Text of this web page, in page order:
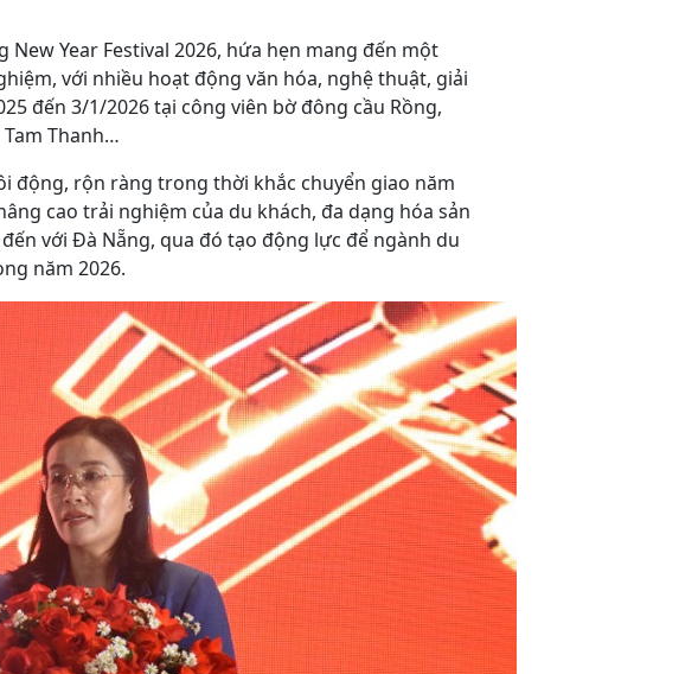
New Year Festival 2026, hứa hẹn mang đến một
với nhiều hoạt động văn hóa, nghệ thuật, giải
đến 3/1/2026 tại công viên bờ đông cầu Rồng,
Thanh…
động, rộn ràng trong thời khắc chuyển giao năm
cao trải nghiệm của du khách, đa dạng hóa sản
với Đà Nẵng, qua đó tạo động lực để ngành du
năm 2026.